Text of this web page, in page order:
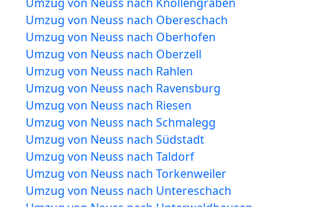
Umzug von Neuss nach Obereschach
Umzug von Neuss nach Oberhofen
Umzug von Neuss nach Oberzell
Umzug von Neuss nach Rahlen
Umzug von Neuss nach Ravensburg
Umzug von Neuss nach Riesen
Umzug von Neuss nach Schmalegg
Umzug von Neuss nach Südstadt
Umzug von Neuss nach Taldorf
Umzug von Neuss nach Torkenweiler
Umzug von Neuss nach Untereschach